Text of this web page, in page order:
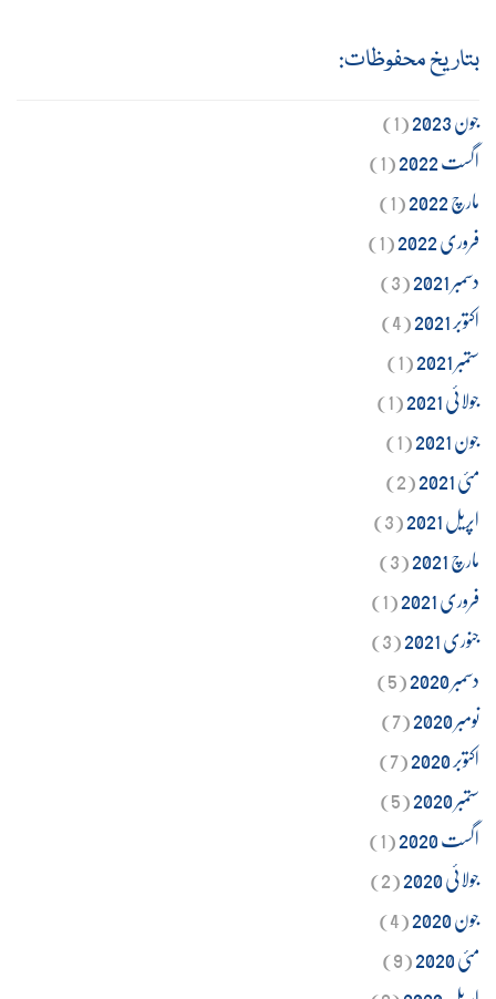
بتاریخ محفوظات:
جون 2023
(1)
اگست 2022
(1)
مارچ 2022
(1)
فروری 2022
(1)
دسمبر 2021
(3)
اکتوبر 2021
(4)
ستمبر 2021
(1)
جولائی 2021
(1)
جون 2021
(1)
مئی 2021
(2)
اپریل 2021
(3)
مارچ 2021
(3)
فروری 2021
(1)
جنوری 2021
(3)
دسمبر 2020
(5)
نومبر 2020
(7)
اکتوبر 2020
(7)
ستمبر 2020
(5)
اگست 2020
(1)
جولائی 2020
(2)
جون 2020
(4)
مئی 2020
(9)